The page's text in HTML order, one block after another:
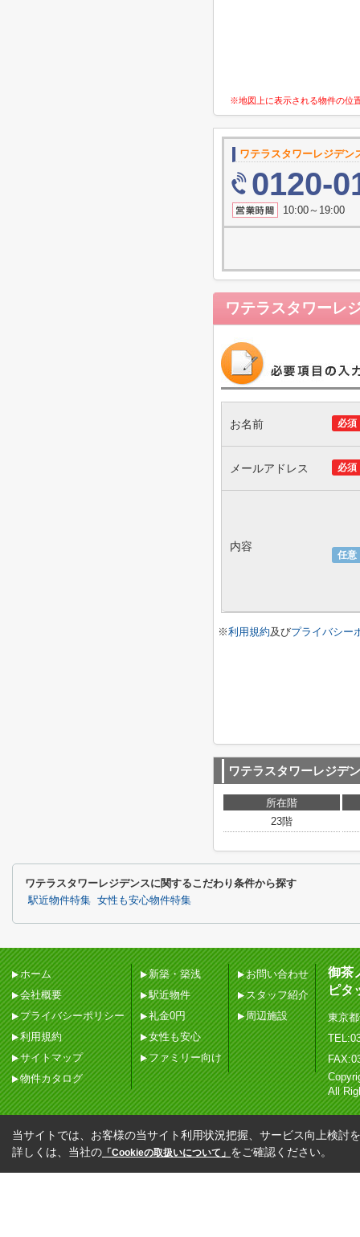
※地図上に表示される物件の位
ワテラスタワーレジデン
0120-
10:00～19:00
ワテラスタワーレ
必須
お名前
必須
メールアドレス
任意
内容
※利用規約及びプライバシー
ワテラスタワーレジデ
所在階
23階
ワテラスタワーレジデンスに関するこだわり条件から探す
駅近物件特集 女性も安心物件特集
ホーム
会社概要
プライバシーポリシー
利用規約
サイトマップ
物件カタログ
新築・築浅
駅近物件
礼金0円
女性も安心
ファミリー向け
お問い合わせ
スタッフ紹介
周辺施設
御茶
ピタ
東京
All
当サイトでは、お客様の当サイト利用状況把握、サービス向上検討
詳しくは、当社の 「Cookieの取扱いについて」 をご確認ください。